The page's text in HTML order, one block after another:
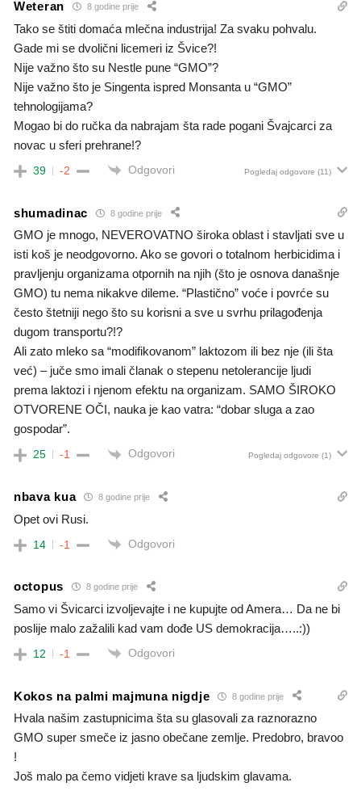
Weteran 8 godine prije
Tako se štiti domaća mlečna industrija! Za svaku pohvalu.
Gade mi se dvolični licemeri iz Švice?!
Nije važno što su Nestle pune “GMO”?
Nije važno što je Singenta ispred Monsanta u “GMO”
tehnologijama?
Mogao bi do ručka da nabrajam šta rade pogani Švajcarci za
novac u sferi prehrane!?
39 -2 Odgovori Pogledaj odgovore (11)
shumadinac 8 godine prije
GMO je mnogo, NEVEROVATNO široka oblast i stavljati sve u
isti koš je neodgovorno. Ako se govori o totalnom herbicidima i
pravljenju organizama otpornih na njih (što je osnova današnje
GMO) tu nema nikakve dileme. “Plastično” voće i povrće su
često štetniji nego što su korisni a sve u svrhu prilagođenja
dugom transportu?!?
Ali zato mleko sa “modifikovanom” laktozom ili bez nje (ili šta
već) – juče smo imali članak o stepenu netolerancije ljudi
prema laktozi i njenom efektu na organizam. SAMO ŠIROKO
OTVORENE OČI, nauka je kao vatra: “dobar sluga a zao
gospodar”.
25 -1 Odgovori Pogledaj odgovore (1)
nbava kua 8 godine prije
Opet ovi Rusi.
14 -1 Odgovori
octopus 8 godine prije
Samo vi Švicarci izvoljevajte i ne kupujte od Amera… Da ne bi
poslije malo zažalili kad vam dođe US demokracija…..:))
12 -1 Odgovori
Kokos na palmi majmuna nigdje 8 godine prije
Hvala našim zastupnicima šta su glasovali za raznorazno
GMO super smeče iz jasno obečane zemlje. Predobro, bravoo
!
Još malo pa čemo vidjeti krave sa ljudskim glavama.